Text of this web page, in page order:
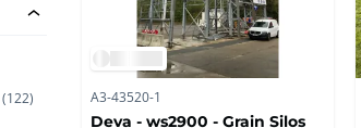
(122) A3-43520-1
Deva - ws2900 - Grain Silos